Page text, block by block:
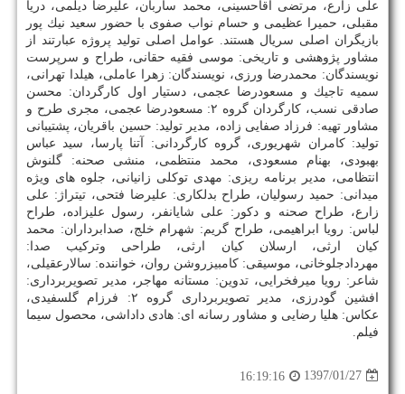
علی زارع، مرتضی آقاحسینی، محمد ساربان، علیرضا دیلمی، دریا
مقبلی، حمیرا عظیمی و حسام نواب صفوی با حضور سعید نیك پور
بازیگران اصلی سریال هستند. عوامل اصلی تولید پروژه عبارتند از
مشاور پژوهشی و تاریخی: موسی فقیه حقانی، طراح و سرپرست
نویسندگان: محمدرضا ورزی، نویسندگان: زهرا عاملی، هیلدا تهرانی،
سمیه تاجیك و مسعودرضا عجمی، دستیار اول كارگردان: محسن
صادقی نسب، كارگردان گروه ۲: مسعودرضا عجمی، مجری طرح و
مشاور تهیه: فرزاد صفایی زاده، مدیر تولید: حسین باقریان، پشتیبانی
تولید: كامران شهریوری، گروه كارگردانی: آتنا پارسا، سید عباس
بهبودی، بهنام مسعودی، محمد منتظمی، منشی صحنه: گلنوش
انتظامی، مدیر برنامه ریزی: مهدی توكلی زانیانی، جلوه های ویژه
میدانی: حمید رسولیان، طراح بدلكاری: علیرضا فتحی، تیتراژ: علی
زارع، طراح صحنه و دكور: علی شایانفر، رسول علیزاده، طراح
لباس: رویا ابراهیمی، طراح گریم: شهرام خلج، صدابرداران: محمد
كیان ارثی، ارسلان كیان ارثی، طراحی وتركیب صدا:
مهردادجلوخانی، موسیقی: كامبیزروشن روان، خواننده: سالارعقیلی،
شاعر: رویا میرفخرایی، تدوین: مستانه مهاجر، مدیر تصویربرداری:
افشین گودرزی، مدیر تصویربرداری گروه ۲: فرزام گلسفیدی،
عكاس: هلیا رضایی و مشاور رسانه ای: هادی داداشی، محصول سیما
فیلم.
1397/01/27
16:19:16